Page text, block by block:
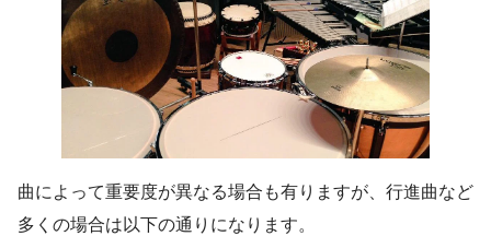
曲によって重要度が異なる場合も有りますが、行進曲など
多くの場合は以下の通りになります。